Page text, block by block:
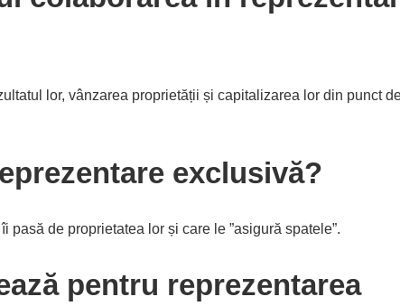
lor, vânzarea proprietății și capitalizarea lor din punct
exclusivă?
pasă de proprietatea lor și care le ”asigură spatele”.
pentru reprezentarea